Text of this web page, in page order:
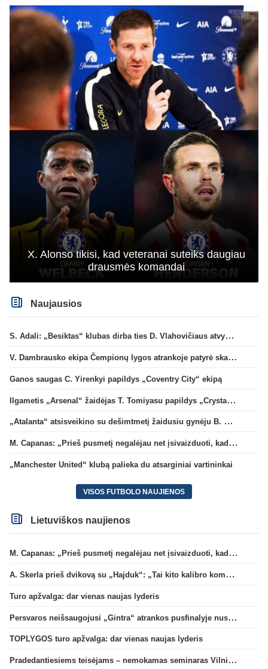
X. Alonso tikisi, kad veteranai suteiks daugiau
drausmės komandai
Naujausios
S. Adali: „Besiktas“ klubas dirba ties D. Vlahovičiaus atvykimu“
V. Dambrausko ekipa Čempionų lygos atrankoje patyrė skaudžią nesėkmę
Ganos saugas C. Yirenkyi papildys „Coventry City“ ekipą
Ilgametis „Arsenal“ žaidėjas T. Tomiyasu papildys „Crystal Palace“ ekipą
„Atalanta“ atsisveikino su dešimtmetį žaidusiu gynėju B. Djimsiti
M. Capanas: „Prieš pusmetį negalėjau net įsivaizduoti, kad žaisime prieš „Hajduk“
„Manchester United“ klubą palieka du atsarginiai vartininkai
VISOS FUTBOLO NAUJIENOS
Lietuviškos naujienos
M. Capanas: „Prieš pusmetį negalėjau net įsivaizduoti, kad žaisime prieš „Hajduk“
A. Skerla prieš dvikovą su „Hajduk“: „Tai kito kalibro komanda“
Turo apžvalga: dar vienas naujas lyderis
Persvaros neišsaugojusi „Gintra“ atrankos pusfinalyje nusileido Škotijos čempionėms
TOPLYGOS turo apžvalga: dar vienas naujas lyderis
Pradedantiesiems teisėjams – nemokamas seminaras Vilniuje šį penktadienį